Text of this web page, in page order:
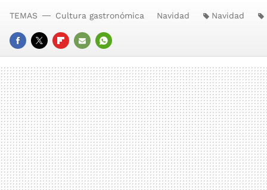
FACEBOOK
TWITTERFLIPBOARD
E-
MAIL
WHATSAPP
TEMAS Cultura gastronómica Navidad Navidad